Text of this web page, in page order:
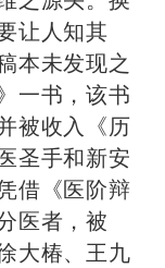
让人知其
本未发现之
一书，该书
被收入《历
圣手和新安
借《医阶辩
医者，被
大椿、王九